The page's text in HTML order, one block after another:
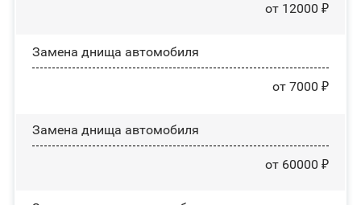
от 12000 ₽
Замена днища автомобиля
от 7000 ₽
Замена днища автомобиля
от 60000 ₽